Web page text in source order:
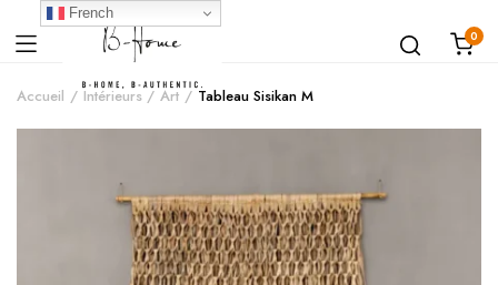
0
Accueil Intérieurs Art Tableau Sisikan M
French